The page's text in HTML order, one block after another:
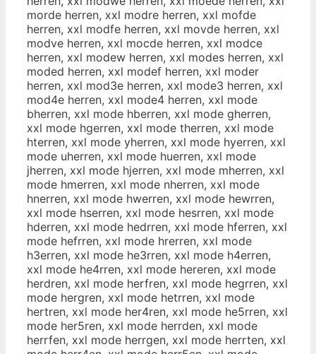
morde herren, xxl modre herren, xxl mofde
herren, xxl modfe herren, xxl movde herren, xxl
modve herren, xxl mocde herren, xxl modce
herren, xxl modew herren, xxl modes herren, xxl
moded herren, xxl modef herren, xxl moder
herren, xxl mod3e herren, xxl mode3 herren, xxl
mod4e herren, xxl mode4 herren, xxl mode
bherren, xxl mode hberren, xxl mode gherren,
xxl mode hgerren, xxl mode therren, xxl mode
hterren, xxl mode yherren, xxl mode hyerren, xxl
mode uherren, xxl mode huerren, xxl mode
jherren, xxl mode hjerren, xxl mode mherren, xxl
mode hmerren, xxl mode nherren, xxl mode
hnerren, xxl mode hwerren, xxl mode hewrren,
xxl mode hserren, xxl mode hesrren, xxl mode
hderren, xxl mode hedrren, xxl mode hferren, xxl
mode hefrren, xxl mode hrerren, xxl mode
h3erren, xxl mode he3rren, xxl mode h4erren,
xxl mode he4rren, xxl mode hereren, xxl mode
herdren, xxl mode herfren, xxl mode hegrren, xxl
mode hergren, xxl mode hetrren, xxl mode
hertren, xxl mode her4ren, xxl mode he5rren, xxl
mode her5ren, xxl mode herrden, xxl mode
herrfen, xxl mode herrgen, xxl mode herrten, xxl